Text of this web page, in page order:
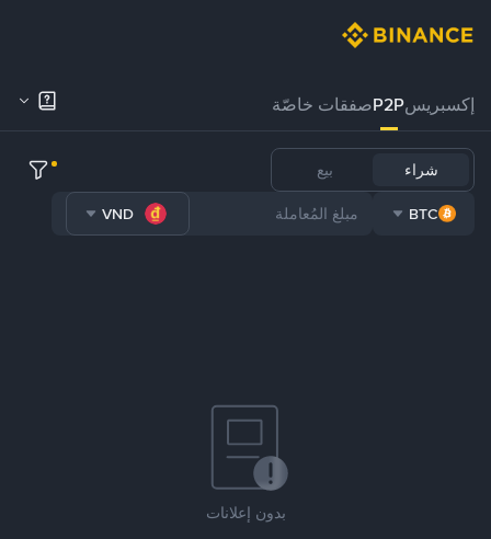
إكسبريسP2Pصفقات خاصّة
شراء بيع
BTC
VND
بدون إعلانات